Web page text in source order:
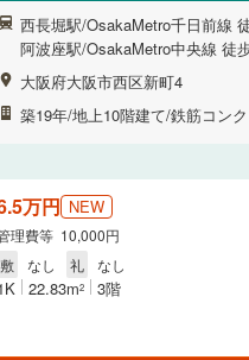
西長堀駅/OsakaMetro千日前線
阿波座駅/OsakaMetro中央線 徒
大阪府大阪市西区新町4
築19年/地上10階建て/鉄筋コン
万円 NEW
理費等 10,000円
敷
なし 礼 なし
22.83m2 3階